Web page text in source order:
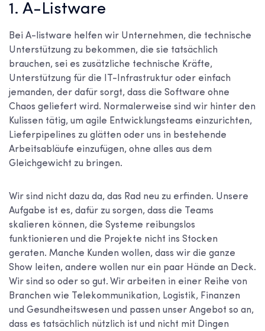
1. A-Listware
Bei A-listware helfen wir Unternehmen, die technische
Unterstützung zu bekommen, die sie tatsächlich
brauchen, sei es zusätzliche technische Kräfte,
Unterstützung für die IT-Infrastruktur oder einfach
jemanden, der dafür sorgt, dass die Software ohne
Chaos geliefert wird. Normalerweise sind wir hinter den
Kulissen tätig, um agile Entwicklungsteams einzurichten,
Lieferpipelines zu glätten oder uns in bestehende
Arbeitsabläufe einzufügen, ohne alles aus dem
Gleichgewicht zu bringen.
Wir sind nicht dazu da, das Rad neu zu erfinden. Unsere
Aufgabe ist es, dafür zu sorgen, dass die Teams
skalieren können, die Systeme reibungslos
funktionieren und die Projekte nicht ins Stocken
geraten. Manche Kunden wollen, dass wir die ganze
Show leiten, andere wollen nur ein paar Hände an Deck.
Wir sind so oder so gut. Wir arbeiten in einer Reihe von
Branchen wie Telekommunikation, Logistik, Finanzen
und Gesundheitswesen und passen unser Angebot so an,
dass es tatsächlich nützlich ist und nicht mit Dingen